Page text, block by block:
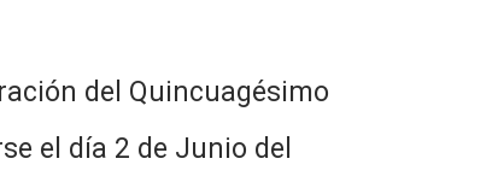
del Quincuagésimo
el día 2 de Junio del